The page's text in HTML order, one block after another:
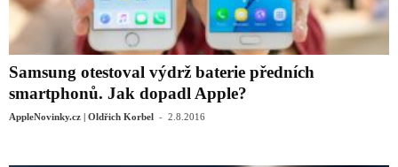
Samsung otestoval výdrž baterie předních
smartphonů. Jak dopadl Apple?
AppleNovinky.cz | Oldřich Korbel - 2.8.2016